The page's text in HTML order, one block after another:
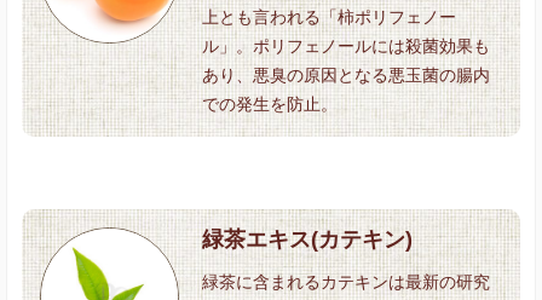
上とも言われる「柿ポリフェノー
ル」。ポリフェノールには殺菌効果も
あり、悪臭の原因となる悪玉菌の腸内
での発生を防止。
緑茶エキス(カテキン)
緑茶に含まれるカテキンは最新の研究